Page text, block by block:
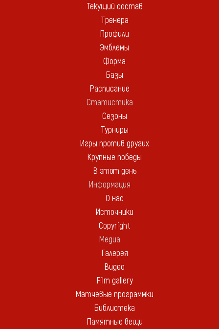
Текущий состав
Тренера
Профили
Эмблемы
Форма
Базы
Расписание
Статистика
Сезоны
Турниры
Игры против других
Крупные победы
В этот день
Информация
О нас
Источники
Copyright
Медиа
Галерея
Видео
Film gallery
Матчевые программки
Библиотека
Памятные вещи